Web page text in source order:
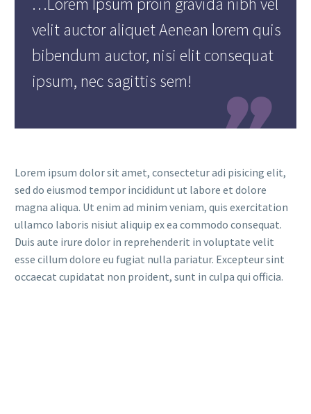
velit auctor aliquet Aenean lorem quis
bibendum auctor, nisi elit consequat
ipsum, nec sagittis sem!

Lorem ipsum dolor sit amet, consectetur adi pisicing elit,
sed do eiusmod tempor incididunt ut labore et dolore
magna aliqua. Ut enim ad minim veniam, quis exercitation
ullamco laboris nisiut aliquip ex ea commodo consequat.
Duis aute irure dolor in reprehenderit in voluptate velit
esse cillum dolore eu fugiat nulla pariatur. Excepteur sint
occaecat cupidatat non proident, sunt in culpa qui officia.